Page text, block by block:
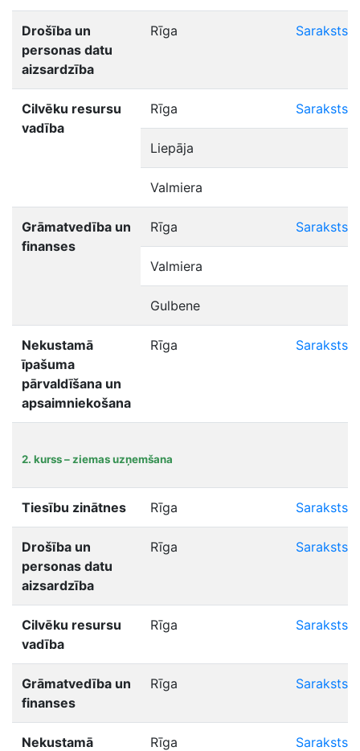
Drošība un
personas datu
aizsardzība
Rīga Saraksts
Cilvēku resursu
vadība
Rīga Saraksts
Liepāja
Valmiera
Grāmatvedība un
finanses
Rīga Saraksts
Valmiera
Gulbene
Nekustamā
īpašuma
pārvaldīšana un
apsaimniekošana
Rīga Saraksts
2. kurss – ziemas uzņemšana
Tiesību zinātnes Rīga Saraksts
Drošība un
personas datu
aizsardzība
Rīga Saraksts
Cilvēku resursu
vadība
Rīga Saraksts
Grāmatvedība un
finanses
Rīga Saraksts
Nekustamā
Rīga Saraksts